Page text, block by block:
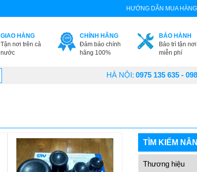
HƯỚNG DẪN MUA HÀNG
GIAO HÀNG
Tận nơi trên cả
nước
CHÍNH HÃNG
Đảm bảo chính
hãng 100%
BẢO HÀNH
Bảo trì tận nơi
miễn phí
HÀ NỘI: 0975 135 635 -
TÌM KIẾM